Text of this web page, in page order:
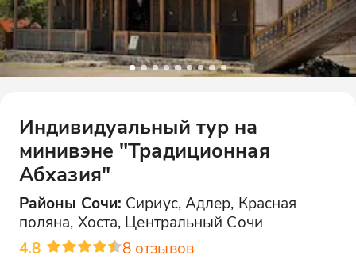
Индивидуальный тур на
минивэне "Традиционная
Абхазия"
Районы Сочи: Сириус, Адлер, Красная
поляна, Хоста, Центральный Сочи
4.8
8 отзывов